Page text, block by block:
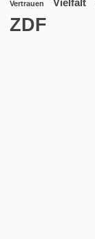
Vertrauen Vielfalt
ZDF